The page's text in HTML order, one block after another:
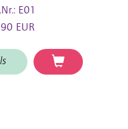
E01
EUR